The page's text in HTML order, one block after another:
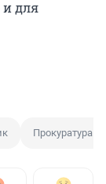
и для
Прокуратура